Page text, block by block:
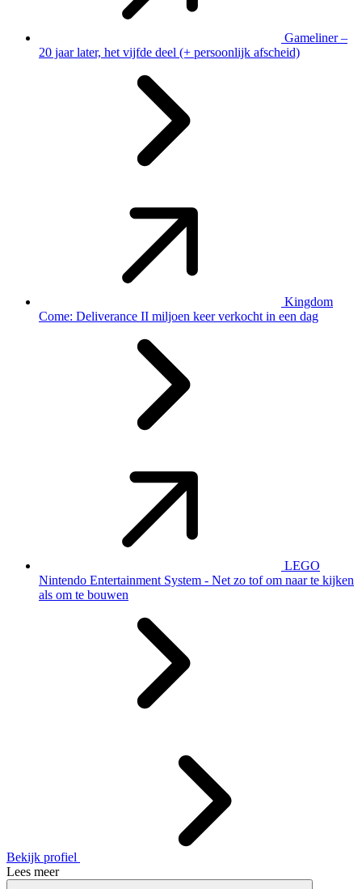
Gameliner –
20 jaar later, het vijfde deel (+ persoonlijk afscheid)
Kingdom
Come: Deliverance II miljoen keer verkocht in een dag
LEGO
Nintendo Entertainment System - Net zo tof om naar te kijken
als om te bouwen
Bekijk profiel
Lees meer